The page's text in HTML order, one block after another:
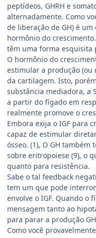
peptídeos, GHRH e
alternadamente. Como
de liberação de GH) é
hormônio do
têm uma forma esquisita
O hormônio do
estimular a produção (ou
da cartilagem. Isto,
substância mediadora, a
a partir do fígado em
realmente promove o
Embora exija o IGF para
capaz de estimular
ósseo. (1), O GH
sobre eritropoiese (9), o
quanto para resistência.
Sabe o tal feedback
tem um que pode
envolve o IGF. Quando o
mensagem tanto ao
para parar a produção
Como você